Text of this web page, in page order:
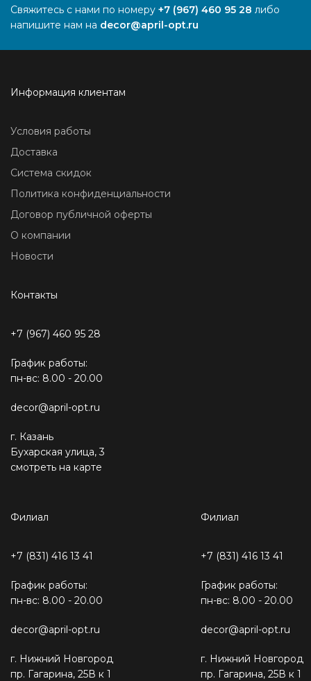
Свяжитесь с нами по номеру +7 (967) 460 95 28 либо
напишите нам на decor@april-opt.ru
Информация клиентам
Условия работы
Доставка
Система скидок
Политика конфиденциальности
Договор публичной оферты
О компании
Новости
Контакты
+7 (967) 460 95 28
График работы:
пн-вс: 8.00 - 20.00
decor@april-opt.ru
г. Казань
Бухарская улица, 3
смотреть на карте
Филиал
+7 (831) 416 13 41
График работы:
пн-вс: 8.00 - 20.00
decor@april-opt.ru
г. Нижний Новгород
пр. Гагарина, 25В к 1
Филиал
+7 (831) 416 13 41
График работы:
пн-вс: 8.00 - 20.00
decor@april-opt.ru
г. Нижний Новгород
пр. Гагарина, 25В к 1